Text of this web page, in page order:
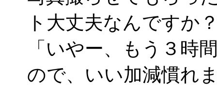
ト大丈夫なんですか
「いやー、もう３時
ので、いい加減慣れ